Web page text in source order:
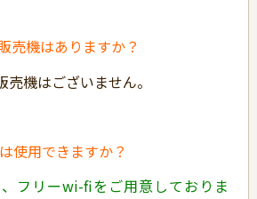
売機はありますか？
機はございません。
使用できますか？
フリーwi-fiをご用意しておりま